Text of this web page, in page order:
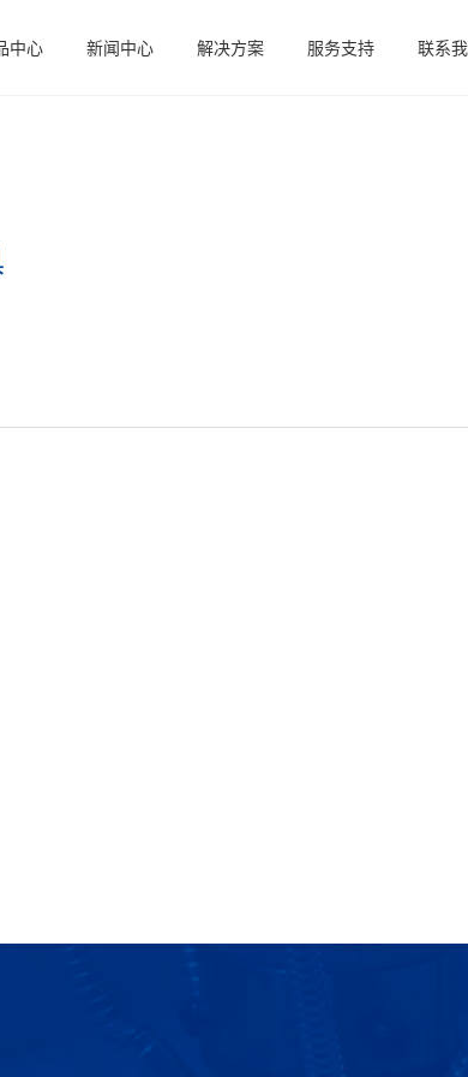
中心 新闻中心 解决方案 服务支持 联系